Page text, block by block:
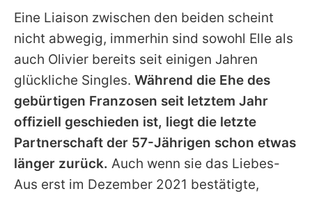
Eine Liaison zwischen den beiden scheint
nicht abwegig, immerhin sind sowohl Elle als
auch Olivier bereits seit einigen Jahren
glückliche Singles. Während die Ehe des
gebürtigen Franzosen seit letztem Jahr
offiziell geschieden ist, liegt die letzte
Partnerschaft der 57-Jährigen schon etwas
länger zurück. Auch wenn sie das Liebes-
Aus erst im Dezember 2021 bestätigte,